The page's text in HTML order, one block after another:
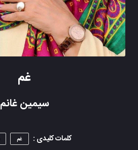
غم
سیمین غانم
کلمات کلیدی : غم